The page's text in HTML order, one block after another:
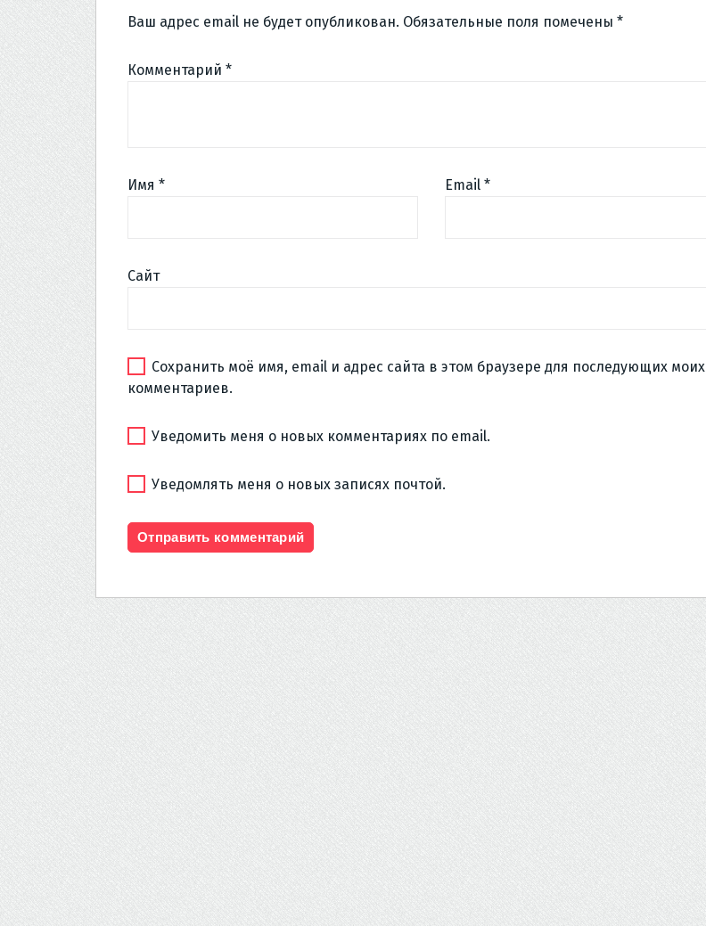
Ваш адрес email не будет опубликован. Обязательные поля помечены *
Комментарий *
Имя * Email *
Сайт
Сохранить моё имя, email и адрес сайта в этом браузере для последующих моих
комментариев.
Уведомить меня о новых комментариях по email.
Уведомлять меня о новых записях почтой.